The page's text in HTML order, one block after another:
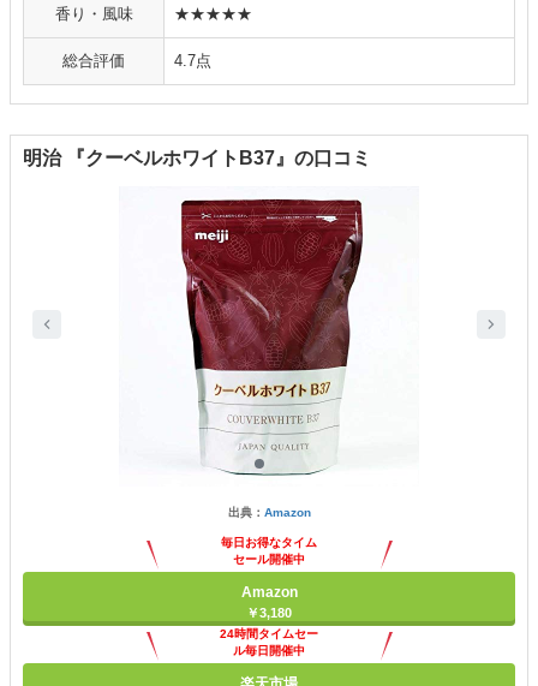
香り・風味 ★★★★★
総合評価 4.7点
明治 『クーベルホワイトB37』の口コミ
出典： Amazon
毎日お得なタイム
セール開催中
Amazon
￥3,180
24時間タイムセー
ル毎日開催中